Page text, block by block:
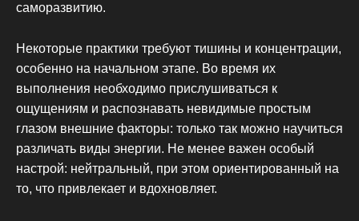
саморазвитию.
Некоторые практики требуют тишины и концентрации,
особенно на начальном этапе. Во время их
выполнения необходимо прислушиваться к
ощущениям и распознавать невидимые простым
глазом внешние факторы: только так можно научиться
различать виды энергии. Не менее важен особый
настрой: нейтральный, при этом ориентированный на
то, что привлекает и вдохновляет.